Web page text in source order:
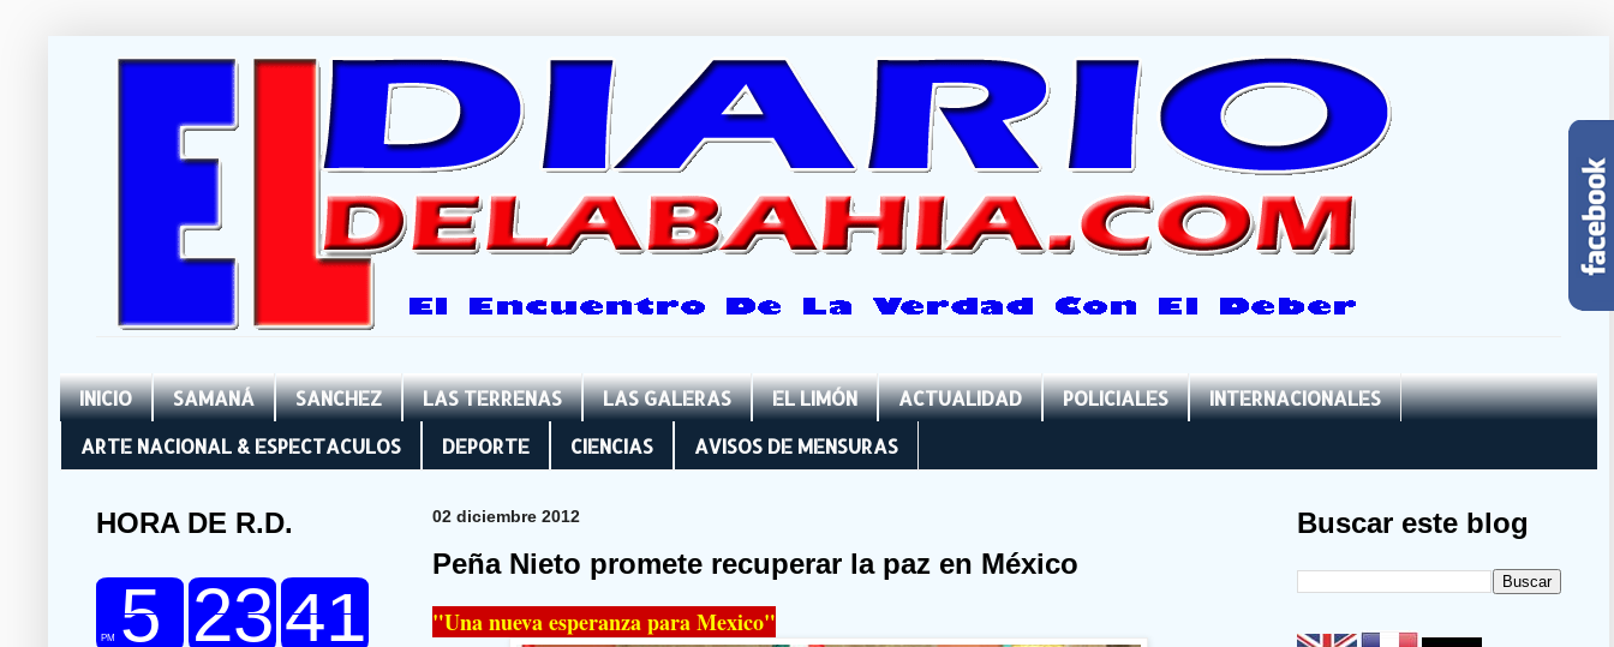
INICIO SAMANÁ SANCHEZ LAS TERRENAS LAS GALERAS EL LIMÓN ACTUALIDAD POLICIALES
INTERNACIONALES
ARTE NACIONAL & ESPECTACULOS
DEPORTE CIENCIAS AVISOS DE MENSURAS
02 diciembre 2012
Peña Nieto promete recuperar la paz en México
"Una nueva esperanza para Mexico"
HORA DE R.D. Buscar este blog